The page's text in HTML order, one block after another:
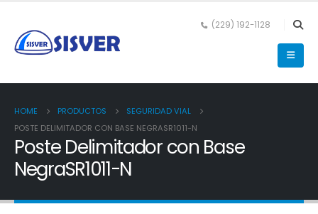
(229) 192-1128
HOME PRODUCTOS
SEGURIDAD VIAL
POSTE DELIMITADOR CON BASE NEGRASR1011-N
Poste Delimitador con Base
NegraSR1011-N